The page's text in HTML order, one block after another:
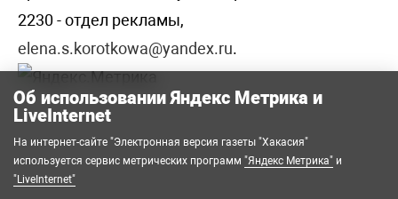
2230 - отдел рекламы,
elena.s.korotkowa@yandex.ru.
Об использовании Яндекс Метрика и
LiveInternet
На интернет-сайте "Электронная версия газеты "Хакасия"
используется сервис метрических программ "Яндекс Метрика" и
"LiveInternet"